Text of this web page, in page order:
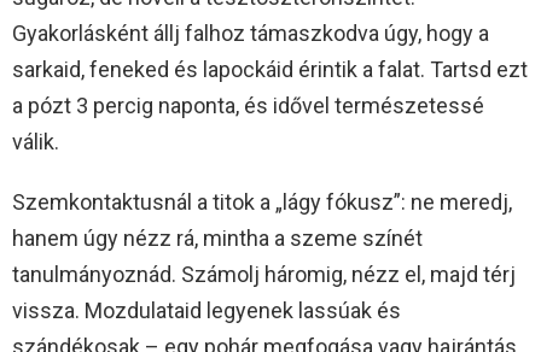
Gyakorlásként állj falhoz támaszkodva úgy, hogy a
sarkaid, feneked és lapockáid érintik a falat. Tartsd ezt
a pózt 3 percig naponta, és idővel természetessé
válik.
Szemkontaktusnál a titok a „lágy fókusz”: ne meredj,
hanem úgy nézz rá, mintha a szeme színét
tanulmányoznád. Számolj háromig, nézz el, majd térj
vissza. Mozdulataid legyenek lassúak és
szándékosak – egy pohár megfogása vagy hajrántás